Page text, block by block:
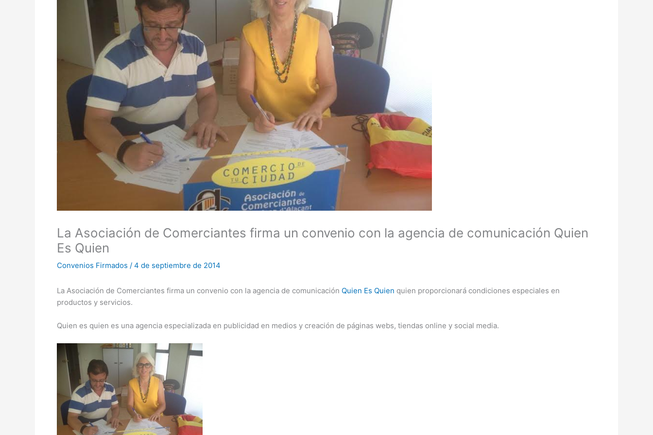
La Asociación de Comerciantes firma un convenio con la agencia de comunicación Quien
Es Quien
Convenios Firmados / 4 de septiembre de 2014
La Asociación de Comerciantes firma un convenio con la agencia de comunicación Quien Es Quien quien proporcionará condiciones especiales en
productos y servicios.
Quien es quien es una agencia especializada en publicidad en medios y creación de páginas webs, tiendas online y social media.